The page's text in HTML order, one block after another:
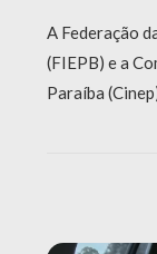
A Federação
(FIEPB) e a
Paraíba